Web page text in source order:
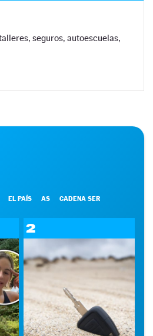
seguros, autoescuelas,
EL PAÍS AS CADENA SER
2